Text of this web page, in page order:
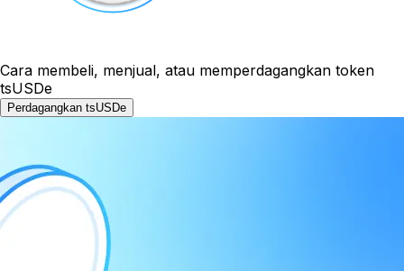
Cara membeli, menjual, atau memperdagangkan token
tsUSDe
Perdagangkan tsUSDe